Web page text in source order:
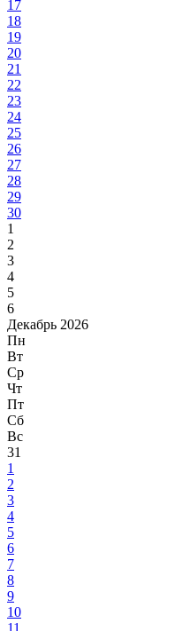
17
18
19
20
21
22
23
24
25
26
27
28
29
30
1
2
3
4
5
6
Декабрь 2026
Пн
Вт
Ср
Чт
Пт
Сб
Вс
31
1
2
3
4
5
6
7
8
9
10